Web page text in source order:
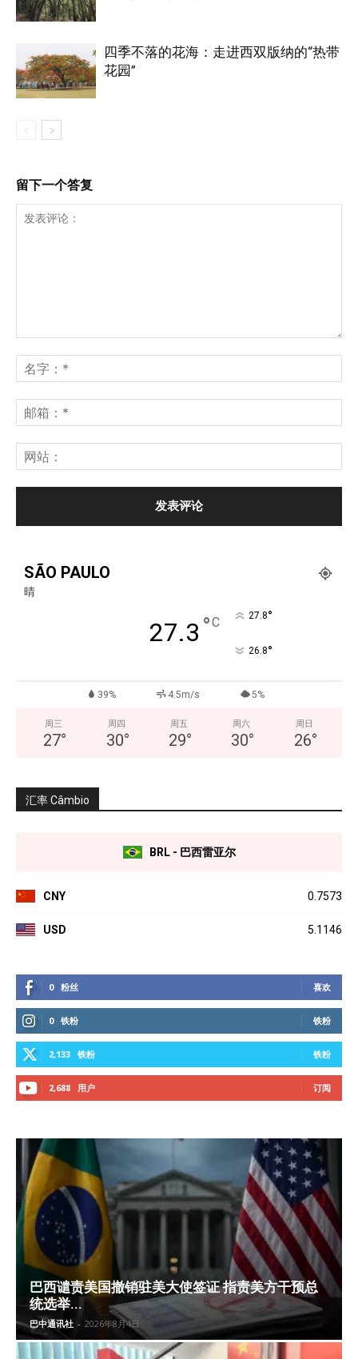
四季不落的花海：走进西双版纳的“热带
花园”
留下一个答复
SÃO PAULO
晴
27.3 °C 27.8°
26.8°
39% 4.5m/s 5%
周三
27°
周四
30°
周五
29°
周六
30°
周日
26°
汇率 Câmbio
BRL - 巴西雷亚尔
CNY 0.7573
USD 5.1146
0 粉丝 喜欢
0 铁粉 铁粉
2,133 铁粉 铁粉
2,688 用户 订阅
巴西谴责美国撤销驻美大使签证 指责美方干预总
统选举...
巴中通讯社 - 2026年8月4日